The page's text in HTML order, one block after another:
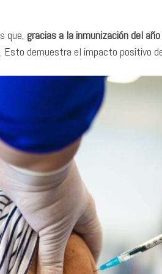
que, gracias a la inmunización del
. Esto demuestra el impacto positivo